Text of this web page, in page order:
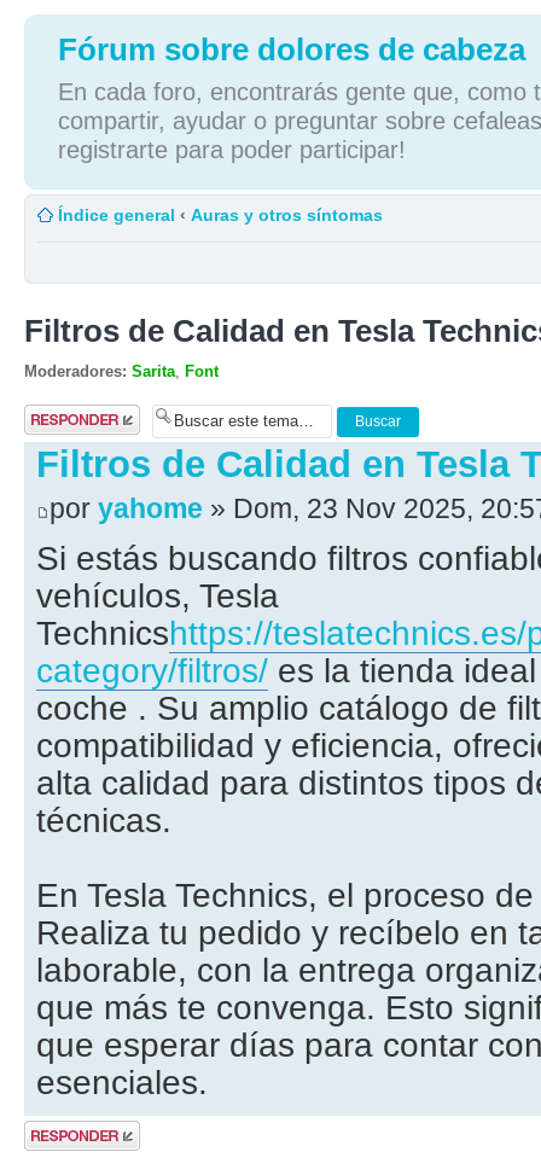
Fórum sobre dolores de cabeza
En cada foro, encontrarás gente que, como
compartir, ayudar o preguntar sobre
registrarte para poder participar!
Índice general ‹ Auras y otros síntomas
Filtros de Calidad en Tesla
Moderadores: Sarita Font
Publicar una
respuesta
Filtros de Calidad en Tesla
por yahome » Dom, 23 Nov 2025,
Si estás buscando filtros
vehículos, Tesla
Technicshttps://teslatechnics.es/
category/filtros/ es la tienda
coche . Su amplio catálogo de
compatibilidad y eficiencia,
alta calidad para distintos tipos
técnicas.
En Tesla Technics, el proceso
Realiza tu pedido y recíbelo en
laborable, con la entrega
que más te convenga. Esto
que esperar días para contar
esenciales.
Publicar una
respuesta